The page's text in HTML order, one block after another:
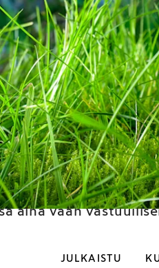
puusta
kartonkinen
joiden ei
aina vaan
JULKAISTU